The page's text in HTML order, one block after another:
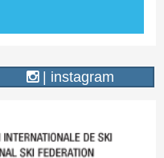
| instagram